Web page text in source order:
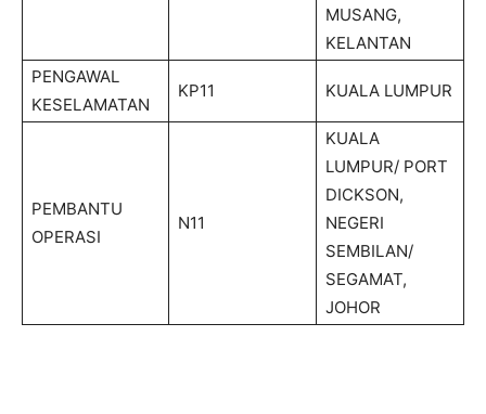
MUSANG,
KELANTAN
PENGAWAL
KESELAMATAN
KP11 KUALA LUMPUR
PEMBANTU
OPERASI
N11
KUALA
LUMPUR/ PORT
DICKSON,
NEGERI
SEMBILAN/
SEGAMAT,
JOHOR